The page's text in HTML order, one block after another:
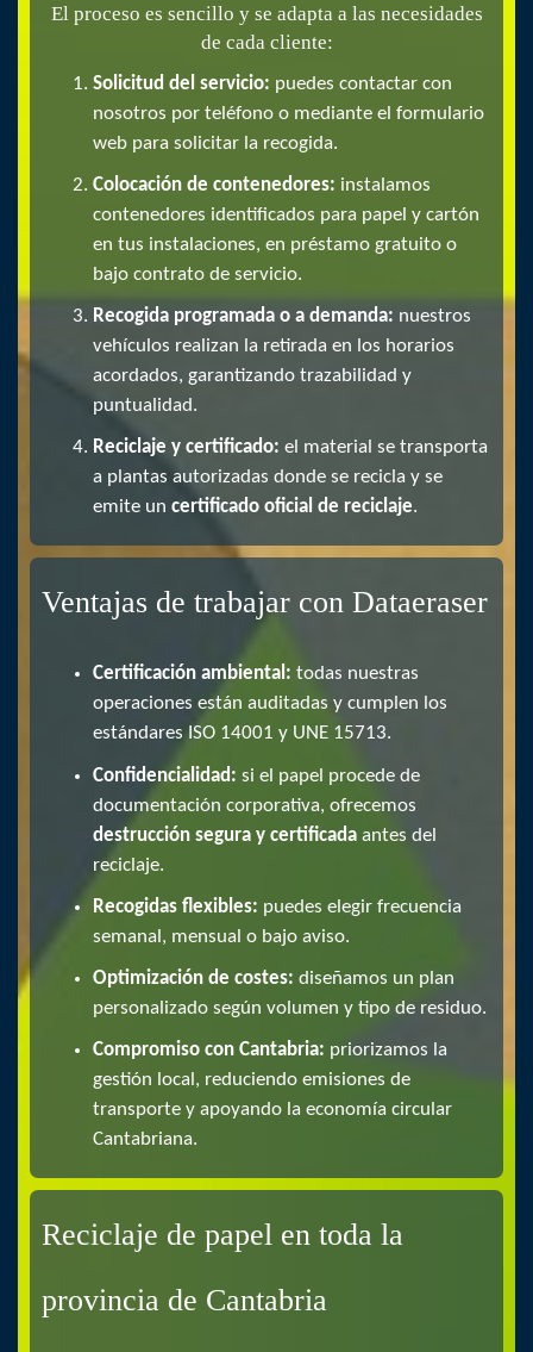
El proceso es sencillo y se adapta a las necesidades
de cada cliente:
Solicitud del servicio: puedes contactar con
nosotros por teléfono o mediante el formulario
web para solicitar la recogida.
Colocación de contenedores: instalamos
contenedores identificados para papel y cartón
en tus instalaciones, en préstamo gratuito o
bajo contrato de servicio.
Recogida programada o a demanda: nuestros
vehículos realizan la retirada en los horarios
acordados, garantizando trazabilidad y
puntualidad.
Reciclaje y certificado: el material se transporta
a plantas autorizadas donde se recicla y se
emite un certificado oficial de reciclaje.
Ventajas de trabajar con Dataeraser
Certificación ambiental: todas nuestras
operaciones están auditadas y cumplen los
estándares ISO 14001 y UNE 15713.
Confidencialidad: si el papel procede de
documentación corporativa, ofrecemos
destrucción segura y certificadaantes del
reciclaje.
Recogidas flexibles: puedes elegir frecuencia
semanal, mensual o bajo aviso.
Optimización de costes: diseñamos un plan
personalizado según volumen y tipo de residuo.
Compromiso con Cantabria: priorizamos la
gestión local, reduciendo emisiones de
transporte y apoyando la economía circular
Cantabriana.
Reciclaje de papel en toda la
provincia de Cantabria